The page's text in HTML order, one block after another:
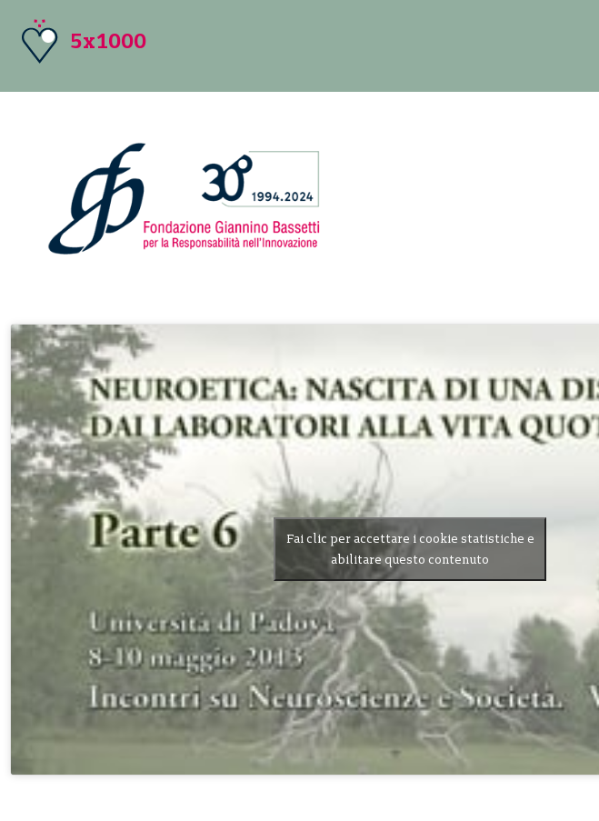
5x1000
Fai clic per accettare i cookie statistiche e
abilitare questo contenuto